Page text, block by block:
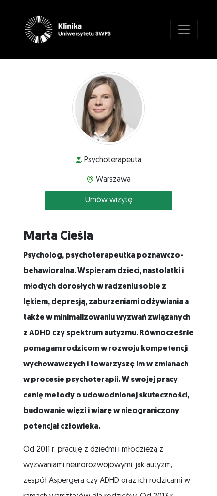
Psychoterapeuta
Warszawa
Umów wizytę
Marta Cieśla
Psycholog, psychoterapeutka poznawczo-
behawioralna. Wspieram dzieci, nastolatki i
młodych dorosłych w radzeniu sobie z
lękiem, depresją, zaburzeniami odżywiania a
także w minimalizowaniu wyzwań związanych
z ADHD czy spektrum autyzmu. Równocześnie
pomagam rodzicom w rozwoju kompetencji
wychowawczych i towarzyszę im w zmianach
w procesie psychoterapii. W swojej pracy
cenię metody o udowodnionej skuteczności,
budowanie więzi i wiarę w nieograniczony
potencjał człowieka.
Od 2011 r. pracuję z dziećmi i młodzieżą z
wyzwaniami neurorozwojowymi, jak autyzm,
zespół Aspergera czy ADHD oraz ich rodzicami w